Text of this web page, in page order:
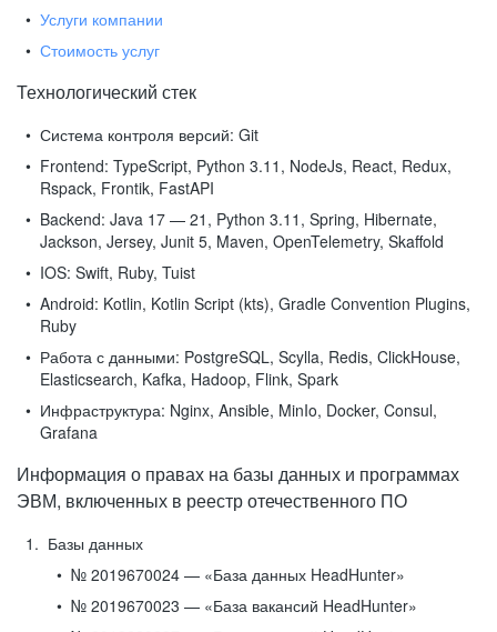
Услуги компании
Стоимость услуг
Технологический стек
Система контроля версий: Git
Frontend: TypeScript, Python 3.11, NodeJs, React, Redux,
Rspack, Frontik, FastAPI
Backend: Java 17 — 21, Python 3.11, Spring, Hibernate,
Jackson, Jersey, Junit 5, Maven, OpenTelemetry, Skaffold
IOS: Swift, Ruby, Tuist
Android: Kotlin, Kotlin Script (kts), Gradle Convention Plugins,
Ruby
Работа с данными: PostgreSQL, Scylla, Redis, ClickHouse,
Elasticsearch, Kafka, Hadoop, Flink, Spark
Инфраструктура: Nginx, Ansible, MinIo, Docker, Consul,
Grafana
Информация о правах на базы данных и программах
ЭВМ, включенных в реестр отечественного ПО
Базы данных
№ 2019670024 — «База данных HeadHunter»
№ 2019670023 — «База вакансий HeadHunter»